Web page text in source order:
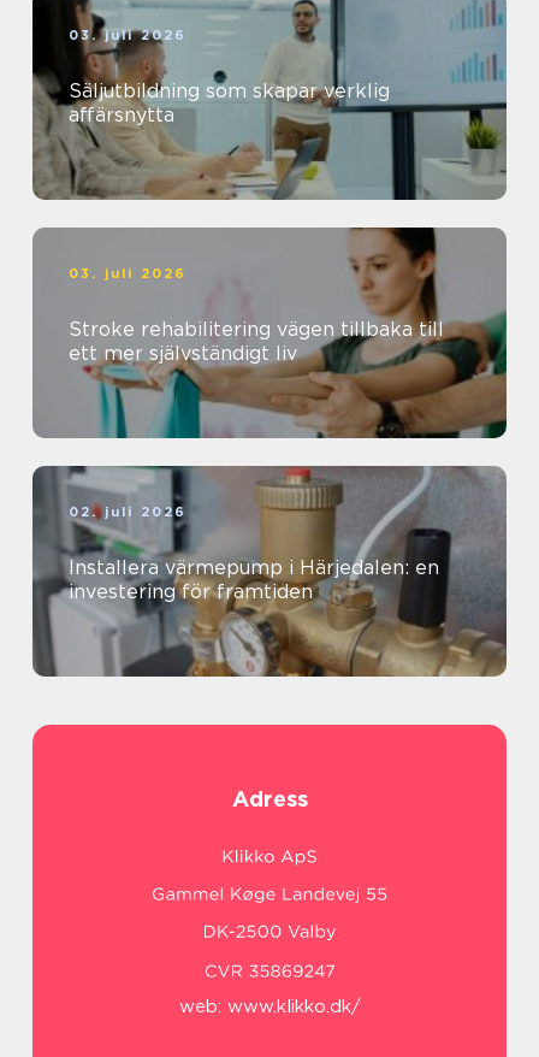
03. juli 2026
Säljutbildning som skapar verklig
affärsnytta
03. juli 2026
Stroke rehabilitering vägen tillbaka till
ett mer självständigt liv
02. juli 2026
Installera värmepump i Härjedalen: en
investering för framtiden
Adress
web: www.klikko.dk/